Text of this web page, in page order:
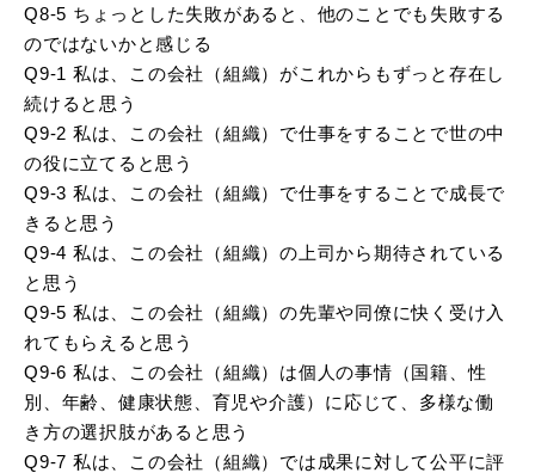
Q8-5 ちょっとした失敗があると、他のことでも失敗する
のではないかと感じる
Q9-1 私は、この会社（組織）がこれからもずっと存在し
続けると思う
Q9-2 私は、この会社（組織）で仕事をすることで世の中
の役に立てると思う
Q9-3 私は、この会社（組織）で仕事をすることで成長で
きると思う
Q9-4 私は、この会社（組織）の上司から期待されている
と思う
Q9-5 私は、この会社（組織）の先輩や同僚に快く受け入
れてもらえると思う
Q9-6 私は、この会社（組織）は個人の事情（国籍、性
別、年齢、健康状態、育児や介護）に応じて、多様な働
き方の選択肢があると思う
Q9-7 私は、この会社（組織）では成果に対して公平に評